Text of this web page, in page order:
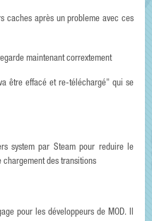
caches après un probleme avec ces
maintenant corrextement
être effacé et re-téléchargé" qui se
system par Steam pour reduire le
des transitions
pour les développeurs de MOD. Il